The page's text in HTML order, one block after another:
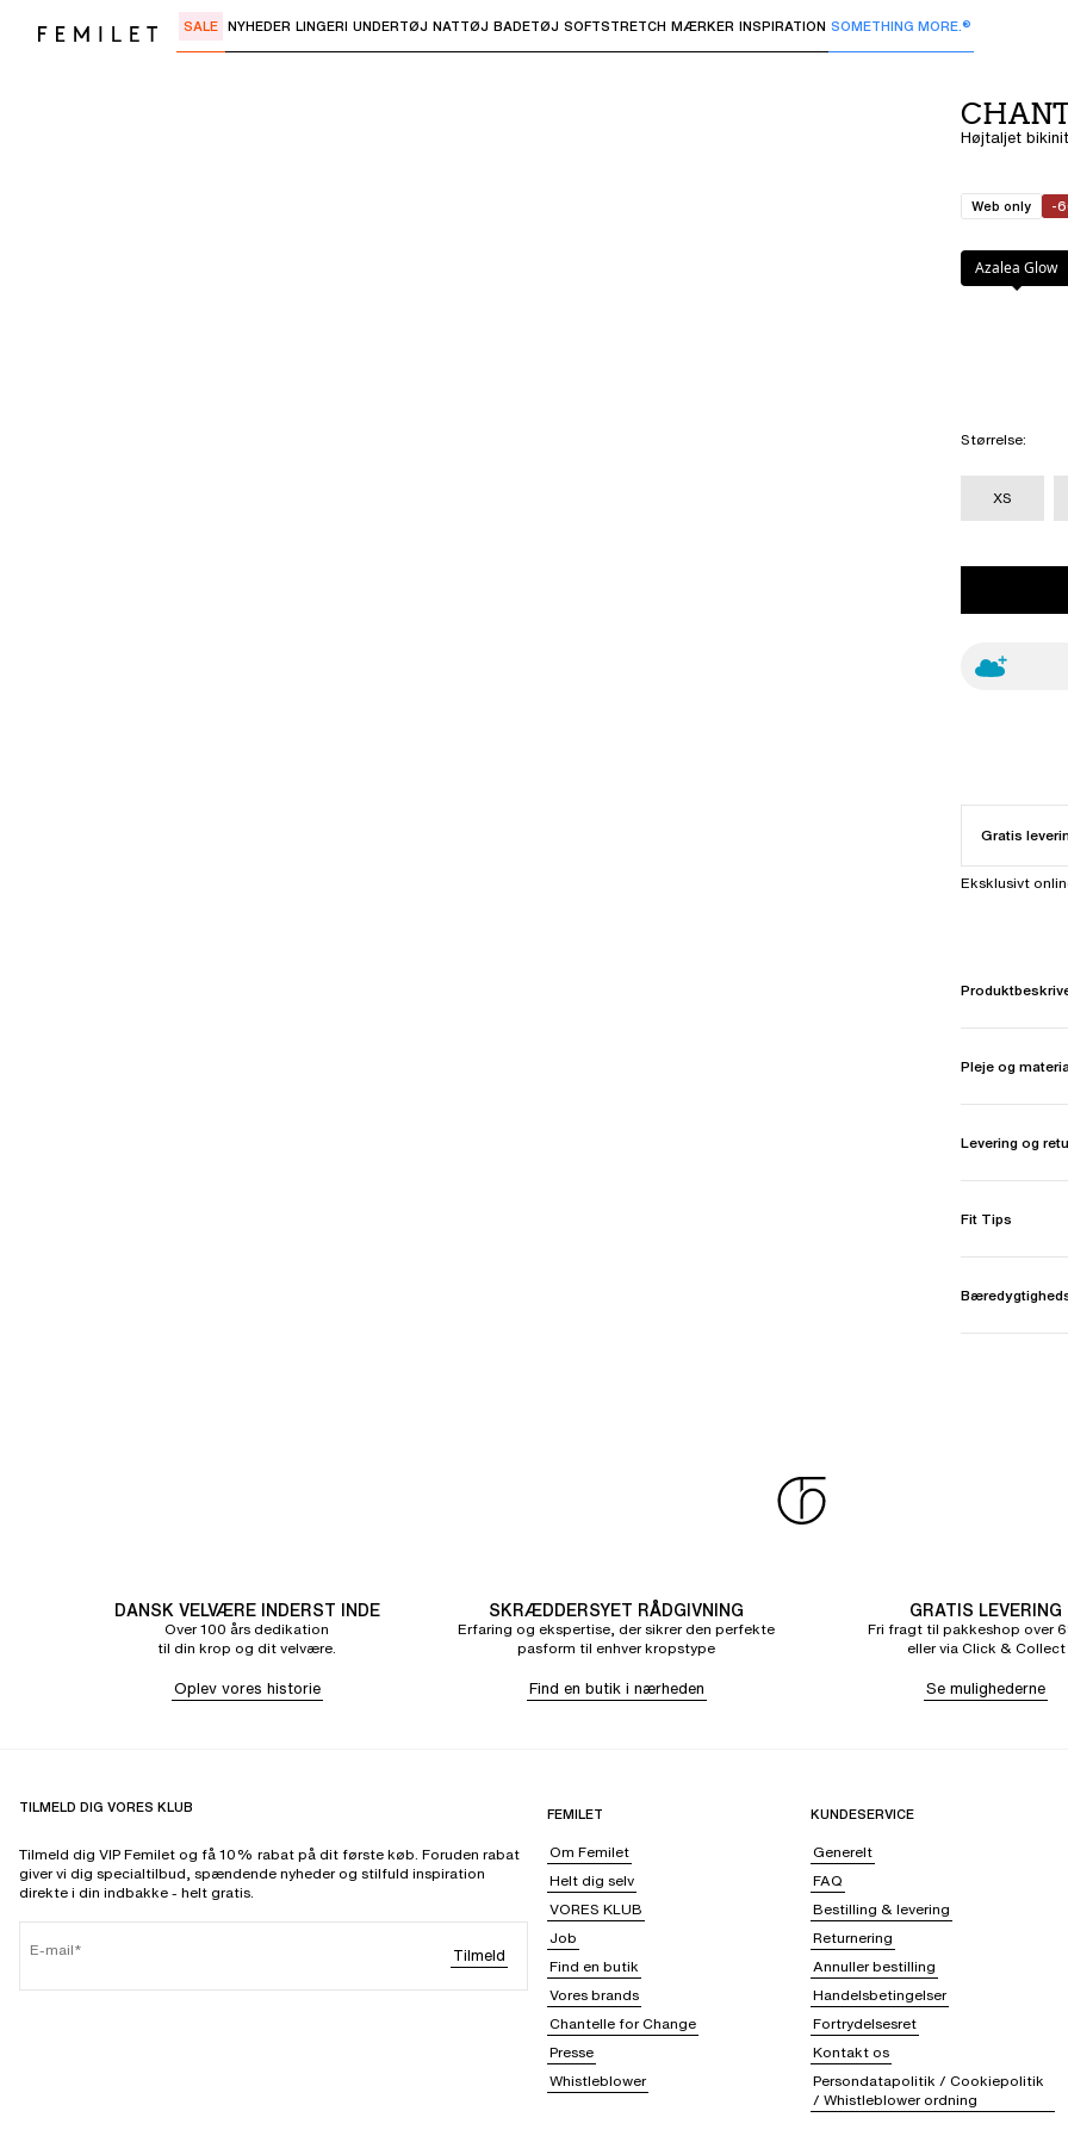
Brug "Pil ned" eller "Enter" til at åbne undermenuer og "Pil op" eller "Escape" for at vende tilbage
SALE NYHEDER LINGERI UNDERTØJ NATTØJ BADETØJ SOFTSTRETCH MÆRKER INSPIRATION SOMETHING MORE.®
Højtaljet
Web only -
Farve: Azalea
Azalea Glow
Størrelse:
XS
Gratis
Eksklusivt
Pleje og
Levering og
Fit Tips
DANSK VELVÆRE INDERST INDE
Over 100 års dedikation
til din krop og dit velvære.
Oplev vores historie
SKRÆDDERSYET RÅDGIVNING
Erfaring og ekspertise, der sikrer den perfekte
pasform til enhver kropstype
Find en butik i nærheden
GRATIS LEVERING
Fri fragt til pakkeshop over
eller via Click & Collect
Se mulighederne
TILMELD DIG VORES KLUB
Tilmeld dig VIP Femilet og få 10% rabat på dit første køb. Foruden rabat
giver vi dig specialtilbud, spændende nyheder og stilfuld inspiration
direkte i din indbakke - helt gratis.
E-mail Tilmeld
FEMILET
Om Femilet
Helt dig selv
VORES KLUB
Job
Find en butik
Vores brands
Chantelle for Change
Presse
Whistleblower
KUNDESERVICE
Generelt
FAQ
Bestilling & levering
Returnering
Annuller bestilling
Handelsbetingelser
Fortrydelsesret
Kontakt os
Persondatapolitik / Cookiepolitik
/ Whistleblower ordning